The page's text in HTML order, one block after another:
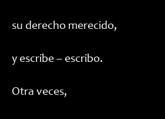
su derecho merecido,
y escribe – escribo.
Otra veces,